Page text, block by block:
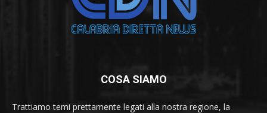
COSA SIAMO
Trattiamo temi prettamente legati alla nostra regione, la